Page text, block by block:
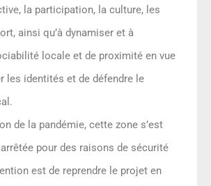
la participation, la culture, les
ainsi qu’à dynamiser et à
locale et de proximité en vue
les identités et de défendre le
de la pandémie, cette zone s’est
pour des raisons de sécurité
est de reprendre le projet en